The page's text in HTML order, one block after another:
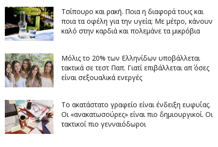
Τσίπουρο και ρακή. Ποια η διαφορά τους και
ποια τα οφέλη για την υγεία; Με μέτρο, κάνουν
καλό στην καρδιά και πολεμάνε τα μικρόβια
Μόλις το 20% των Ελληνίδων υποβάλλεται
τακτικά σε τεστ Παπ. Γιατί επιβάλλεται απ΄ όσες
είναι σεξουαλικά ενεργές
Το ακατάστατο γραφείο είναι ένδειξη ευφυΐας.
Οι «ανακατωσούρες» είναι πιο δημιουργικοί. Οι
τακτικοί πιο γενναιόδωροι